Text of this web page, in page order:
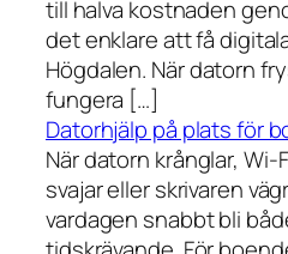
till halva kostnaden
det enklare att få
Högdalen. När datorn
fungera […]
Datorhjälp på plats för
När datorn krånglar,
svajar eller skrivaren
vardagen snabbt bli